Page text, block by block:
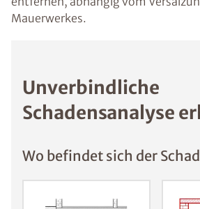
Mauerwerkes.
Unverbindliche
Schadensanalyse
Wo befindet sich der